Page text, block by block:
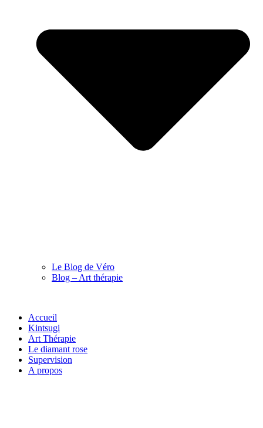
Le Blog de Véro
Blog – Art thérapie
Accueil
Kintsugi
Art Thérapie
Le diamant rose
Supervision
A propos